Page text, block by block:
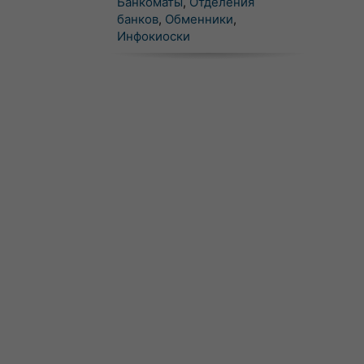
банков, Обменники,
Инфокиоски